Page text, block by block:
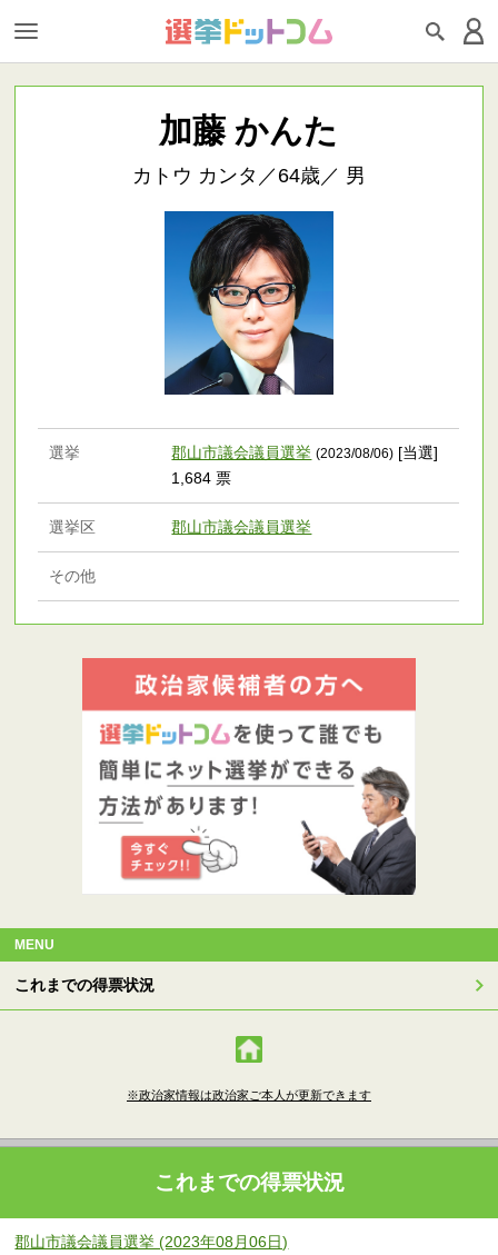
加藤 かんた
カトウ カンタ／64歳／ 男
選挙 郡山市議会議員選挙 (2023/08/06) [当選]
1,684 票
選挙区 郡山市議会議員選挙
その他
MENU
これまでの得票状況
※政治家情報は政治家ご本人が更新できます
これまでの得票状況
郡山市議会議員選挙 (2023年08月06日)